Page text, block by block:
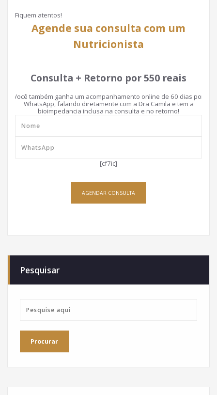
Fiquem atentos!
Agende sua consulta com um
Nutricionista
Consulta + Retorno por 550 reais
Você também ganha um acompanhamento online de 60 dias por
WhatsApp, falando diretamente com a Dra Camila e tem a
bioimpedancia inclusa na consulta e no retorno!
[cf7ic]
AGENDAR CONSULTA
Pesquisar